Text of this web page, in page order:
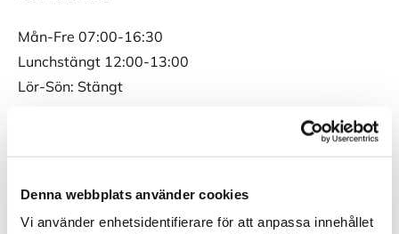
Denna webbplats använder cookies
Vi använder enhetsidentifierare för att anpassa innehållet
Mån-Fre 07:00-16:30
Lunchstängt 12:00-13:00
Lör-Sön: Stängt
Öppettiderna kan variera vid storhelger och röda
dagar.